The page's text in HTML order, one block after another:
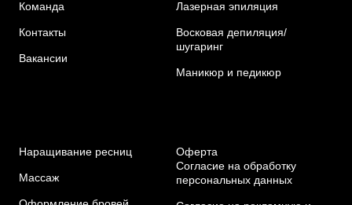
Команда
Контакты
Вакансии
Лазерная эпиляция
Восковая депиляция/
шугаринг
Маникюр и педикюр
Наращивание ресниц
Массаж
Оферта
Согласие на обработку
персональных данных